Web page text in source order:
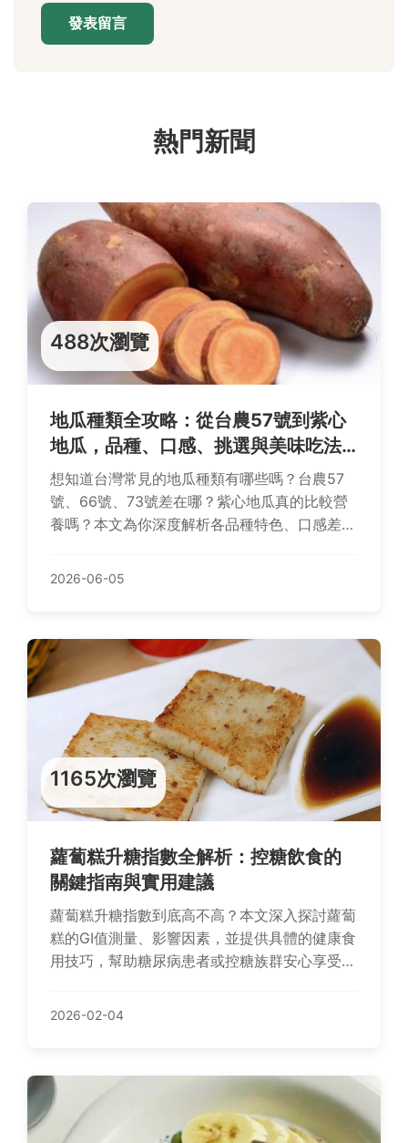
發表留言
熱門新聞
488次瀏覽
地瓜種類全攻略：從台農57號到紫心
地瓜，品種、口感、挑選與美味吃法
一次看懂
想知道台灣常見的地瓜種類有哪些嗎？台農57
號、66號、73號差在哪？紫心地瓜真的比較營
養嗎？本文為你深度解析各品種特色、口感差
理，讓你徹底認識這個超級食物！
2026-06-05
1165次瀏覽
蘿蔔糕升糖指數全解析：控糖飲食的
關鍵指南與實用建議
蘿蔔糕升糖指數到底高不高？本文深入探討蘿蔔
糕的GI值測量、影響因素，並提供具體的健康食
用技巧，幫助糖尿病患者或控糖族群安心享受這
2026-02-04